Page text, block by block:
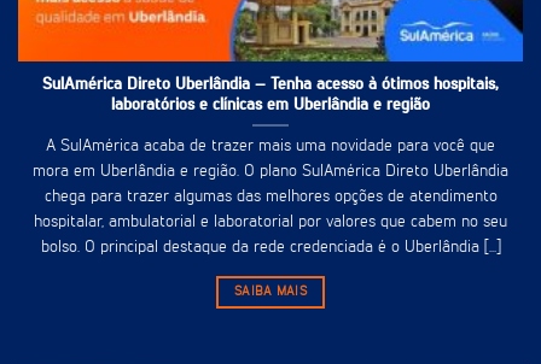
SulAmérica Direto Uberlândia – Tenha acesso à ótimos hospitais,
laboratórios e clínicas em Uberlândia e região
A SulAmérica acaba de trazer mais uma novidade para você que
mora em Uberlândia e região. O plano SulAmérica Direto Uberlândia
chega para trazer algumas das melhores opções de atendimento
hospitalar, ambulatorial e laboratorial por valores que cabem no seu
bolso. O principal destaque da rede credenciada é o Uberlândia [...]
SAIBA MAIS